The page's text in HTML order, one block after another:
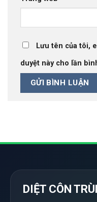
Lưu tên của tôi,
duyệt này cho lần
DIỆT CÔN